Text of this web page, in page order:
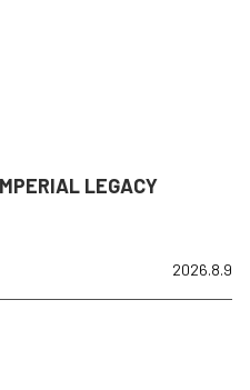
LEGACY
2026.8.9